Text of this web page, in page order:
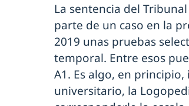
La sentencia del
parte de un caso en la
2019 unas pruebas
temporal. Entre esos
A1. Es algo, en
universitario, la